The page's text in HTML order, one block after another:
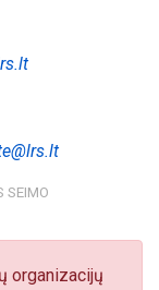
SEIMO
organizacijų